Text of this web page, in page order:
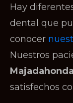
Hay
dental que
conocer
Nuestros
Majadahonda
satisfechos